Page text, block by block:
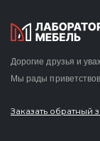
Дорогие друзья и
Мы рады
Заказать обратный